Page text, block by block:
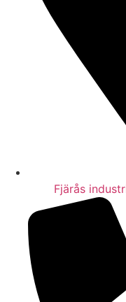
Fjärås